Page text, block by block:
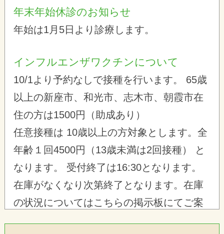
年末年始休診のお知らせ
年始は1月5日より診療します。
インフルエンザワクチンについて
10/1より予約なしで接種を行います。 65歳
以上の新座市、和光市、志木市、朝霞市在
住の方は1500円（助成あり）
任意接種は 10歳以上の方対象とします。全
年齢１回4500円（13歳未満は2回接種） と
なります。 受付終了は16:30となります。
在庫がなくなり次第終了となります。在庫
の状況についてはこちらの掲示板にてご案